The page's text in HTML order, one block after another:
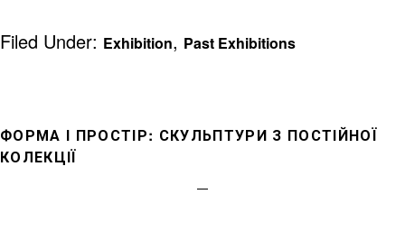
Filed Under: Exhibition, Past Exhibitions
ФОРМА І ПРОСТІР: СКУЛЬПТУРИ З ПОСТІЙНОЇ
КОЛЕКЦІЇ